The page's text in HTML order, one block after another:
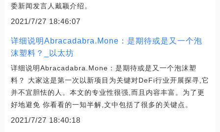
委新闻发言人戴颖介绍。
2021/7/27 18:46:07
详细说明Abracadabra.Mone：是期待或是又一个泡
沫塑料？_以太坊
详细说明Abracadabra.Mone：是期待或是又一个泡沫塑
料？ 大家这是第一次以新项目为关键对DeFi行业开展探寻,它
并不宜胆怯的人。本文的专业性很强,而且内容丰富。为了更
好地避免 你看看的一知半解,文中包括了很多的关键点。
2021/7/27 18:40:18